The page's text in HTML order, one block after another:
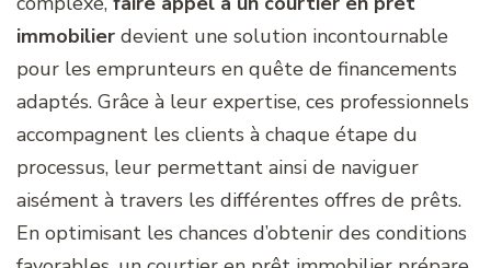
immobilier devient une solution incontournable
pour les emprunteurs en quête de financements
adaptés. Grâce à leur expertise, ces professionnels
accompagnent les clients à chaque étape du
processus, leur permettant ainsi de naviguer
aisément à travers les différentes offres de prêts.
En optimisant les chances d’obtenir des conditions